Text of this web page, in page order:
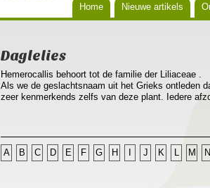
Home Nieuwe artikels
Daglelies
Hemerocallis behoort tot de familie der Liliaceae .
Als we de geslachtsnaam uit het Grieks ontleden
zeer kenmerkends zelfs van deze plant. Iedere
bossen van lijnvormige bladeren die sierlijk
sierwaarde met zijn heldergroen licht glanzend blad.
A B C D E F G H J K L M N